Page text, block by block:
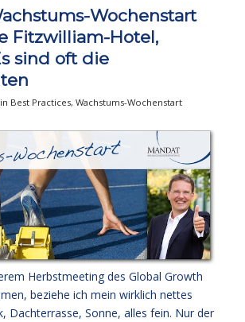
Wochenstart
Fitzwilliam-Hotel,
sind oft die
in Best Practices, Wachstums-Wochenstart
Herbstmeeting des Global Growth
beziehe ich mein wirklich nettes
Dachterrasse, Sonne, alles fein. Nur der